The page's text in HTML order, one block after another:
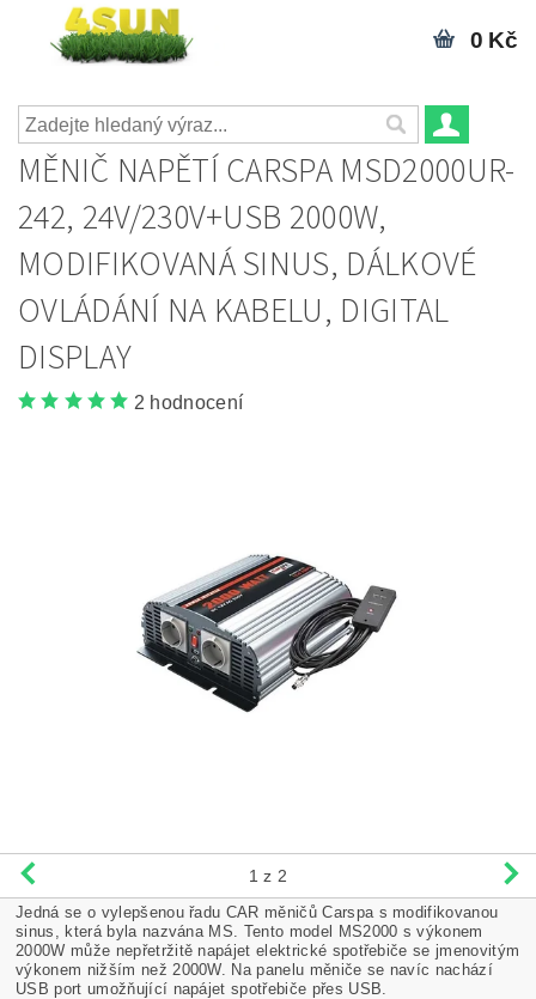
0 Kč
MĚNIČ NAPĚTÍ CARSPA MSD2000UR-
242, 24V/230V+USB 2000W,
MODIFIKOVANÁ SINUS, DÁLKOVÉ
OVLÁDÁNÍ NA KABELU, DIGITAL
DISPLAY
2 hodnocení
1 z 2
Jedná se o vylepšenou řadu CAR měničů Carspa s modifikovanou
sinus, která byla nazvána MS. Tento model MS2000 s výkonem
2000W může nepřetržitě napájet elektrické spotřebiče se jmenovitým
výkonem nižším než 2000W. Na panelu měniče se navíc nachází
USB port umožňující napájet spotřebiče přes USB.